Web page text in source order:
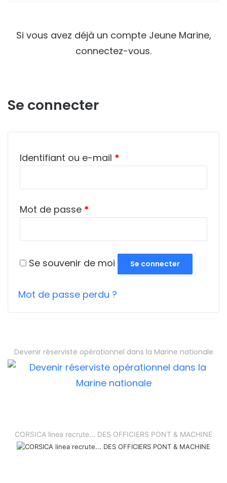
Si vous avez déjà un compte Jeune Marine,
connectez-vous.
Se connecter
Identifiant ou e-mail *
Mot de passe *
Se souvenir de moi Se connecter
Mot de passe perdu ?
Devenir réserviste opérationnel dans la Marine nationale
CORSICA linea recrute... DES OFFICIERS PONT & MACHINE